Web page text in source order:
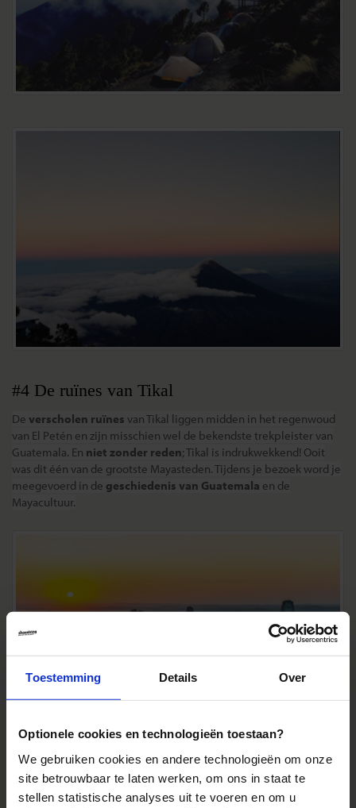
Toestemming Details Over
Optionele cookies en technologieën toestaan?
We gebruiken cookies en andere technologieën om onze
site betrouwbaar te laten werken, om ons in staat te
stellen statistische analyses uit te voeren en om u
#4 De ruïnes van Tikal
De verscholen ruïnes van Tikal liggen midden in het regenwoud
van El Petén en zijn misschien wel de bekendste trekpleister van
Guatemala. En niet zonder reden; Tikal is indrukwekkend! Ooit
was dit één van de grootste Mayasteden. Tijdens je bezoek word je
meegevoerd in de geschiedenis van Guatemala en de
Mayacultuur.